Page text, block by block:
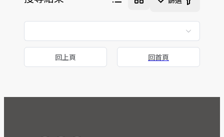
回上頁 回首頁